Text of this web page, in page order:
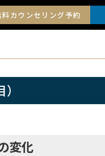
料カウンセリング予約
変化